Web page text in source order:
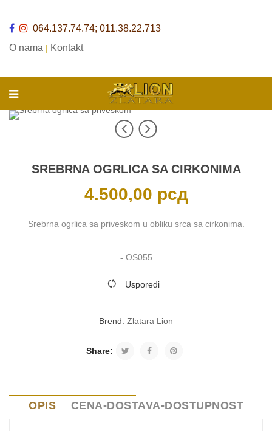
064.137.74.74; 011.38.22.713
O nama | Kontakt
SREBRNA OGRLICA SA CIRKONIMA
4.500,00 рсд
Srebrna ogrlica sa priveskom u obliku srca sa cirkonima.
- OS055
Usporedi
Brend: Zlatara Lion
Share:
OPIS CENA-DOSTAVA-DOSTUPNOST